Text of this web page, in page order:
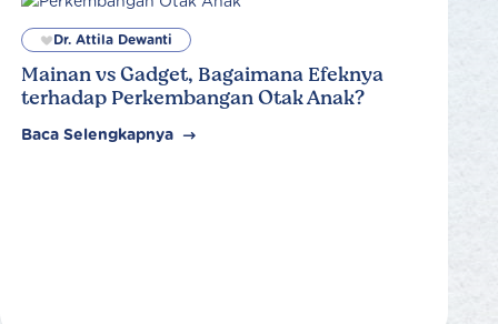
Dr. Attila Dewanti
Mainan vs Gadget, Bagaimana Efeknya
terhadap Perkembangan Otak Anak?
Baca Selengkapnya